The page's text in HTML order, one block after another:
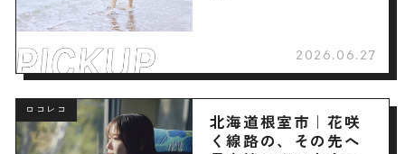
2026.06.27
ロコレコ
北海道根室市｜花咲
く線路の、その先へ